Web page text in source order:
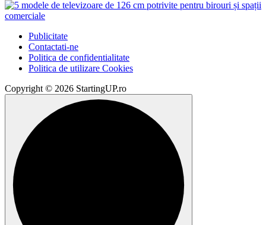
Publicitate
Contactati-ne
Politica de confidentialitate
Politica de utilizare Cookies
Copyright © 2026 StartingUP.ro